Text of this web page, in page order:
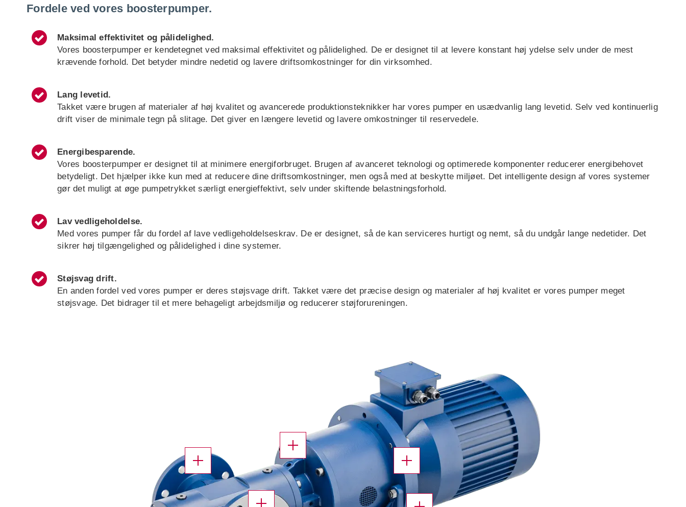
Fordele ved vores boosterpumper.
Maksimal effektivitet og pålidelighed.
Vores boosterpumper er kendetegnet ved maksimal effektivitet og pålidelighed. De er designet til at levere konstant høj ydelse selv under de mest
krævende forhold. Det betyder mindre nedetid og lavere driftsomkostninger for din virksomhed.
Lang levetid.
Takket være brugen af materialer af høj kvalitet og avancerede produktionsteknikker har vores pumper en usædvanlig lang levetid. Selv ved kontinuerlig
drift viser de minimale tegn på slitage. Det giver en længere levetid og lavere omkostninger til reservedele.
Energibesparende.
Vores boosterpumper er designet til at minimere energiforbruget. Brugen af avanceret teknologi og optimerede komponenter reducerer energibehovet
betydeligt. Det hjælper ikke kun med at reducere dine driftsomkostninger, men også med at beskytte miljøet. Det intelligente design af vores systemer
gør det muligt at øge pumpetrykket særligt energieffektivt, selv under skiftende belastningsforhold.
Lav vedligeholdelse.
Med vores pumper får du fordel af lave vedligeholdelseskrav. De er designet, så de kan serviceres hurtigt og nemt, så du undgår lange nedetider. Det
sikrer høj tilgængelighed og pålidelighed i dine systemer.
Støjsvag drift.
En anden fordel ved vores pumper er deres støjsvage drift. Takket være det præcise design og materialer af høj kvalitet er vores pumper meget
støjsvage. Det bidrager til et mere behageligt arbejdsmiljø og reducerer støjforureningen.